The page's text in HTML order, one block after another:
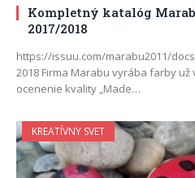
Kompletný katalóg
2017/2018
https://issuu.com/marabu2011/
2018 Firma Marabu vyrába farby už
ocenenie kvality „Made…
KREATÍVNY SVET